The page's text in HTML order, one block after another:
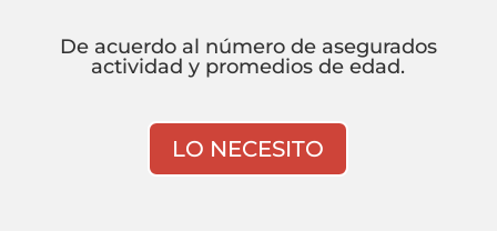
De acuerdo al número de asegurados
actividad y promedios de edad.
LO NECESITO